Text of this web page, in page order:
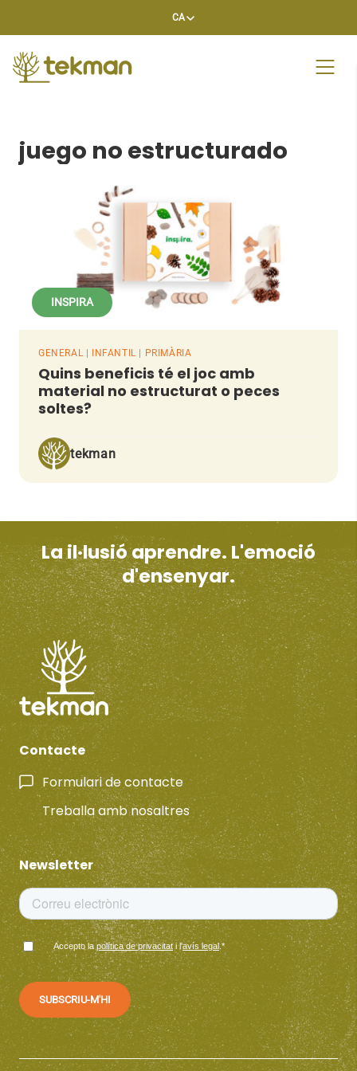
CA
juego no estructurado
INSPIRA
GENERAL | INFANTIL | PRIMÀRIA
Quins beneficis té el joc amb
material no estructurat o peces
soltes?
tekman
La il·lusió aprendre. L'emoció
d'ensenyar.
Contacte
Formulari de contacte
Treballa amb nosaltres
Newsletter
Accepto lapolítica de privacitati l'avís legal.*